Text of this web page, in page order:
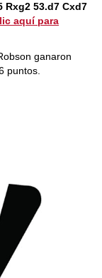
Rxg2 53.d7 Cxd7
aquí para
ganaron
puntos.